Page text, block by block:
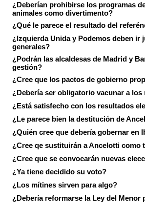
¿Deberían prohibirse los programas
animales como divertimento?
¿Qué le parece el resultado del
¿Izquierda Unida y Podemos deben ir
generales?
¿Podrán las alcaldesas de Madrid y
gestión?
¿Cree que los pactos de gobierno
¿Debería ser obligatorio vacunar a los
¿Está satisfecho con los resultados
¿Le parece bien la destitución de
¿Quién cree que debería gobernar en
¿Cree qe sustituirán a Ancelotti como
¿Cree que se convocarán nuevas
¿Ya tiene decidido su voto?
¿Los mítines sirven para algo?
¿Debería reformarse la Ley del Menor